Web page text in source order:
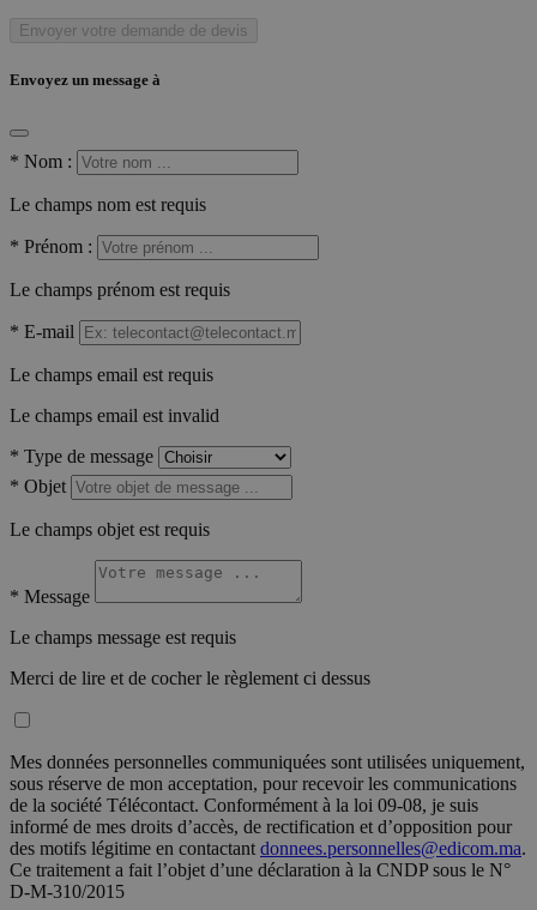
Envoyer votre demande de devis
Envoyez un message à
* Nom :
Le champs nom est requis
* Prénom :
Le champs prénom est requis
* E-mail
Le champs email est requis
Le champs email est invalid
* Type de message
* Objet
Le champs objet est requis
* Message
Le champs message est requis
Merci de lire et de cocher le règlement ci dessus
Mes données personnelles communiquées sont utilisées uniquement,
sous réserve de mon acceptation, pour recevoir les communications
de la société Télécontact. Conformément à la loi 09-08, je suis
informé de mes droits d’accès, de rectification et d’opposition pour
des motifs légitime en contactant donnees.personnelles@edicom.ma.
Ce traitement a fait l’objet d’une déclaration à la CNDP sous le N°
D-M-310/2015